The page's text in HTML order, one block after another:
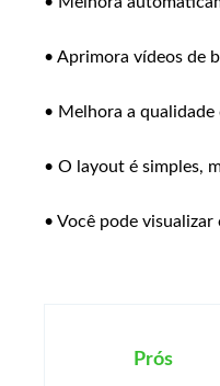
• Aprimora vídeos de
• Melhora a qualidade
• O layout é simples,
• Você pode
Prós